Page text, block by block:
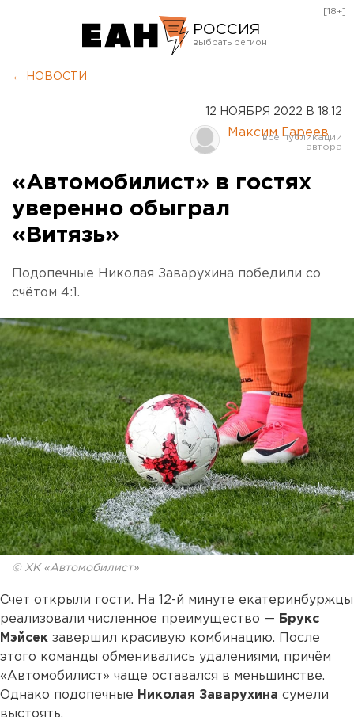
РОССИЯ
Курган
Оренбург
[18+]
← НОВОСТИ
12 НОЯБРЯ 2022 В 18:12
Максим Гареев
«Автомобилист» в гостях
уверенно обыграл
«Витязь»
Подопечные Николая Заварухина победили со
счётом 4:1.
© ХК «Автомобилист»
Счет открыли гости. На 12-й минуте екатеринбуржцы
реализовали численное преимущество — Брукс
Мэйсек завершил красивую комбинацию. После
этого команды обменивались удалениями, причём
«Автомобилист» чаще оставался в меньшинстве.
Однако подопечные Николая Заварухина сумели
выстоять.